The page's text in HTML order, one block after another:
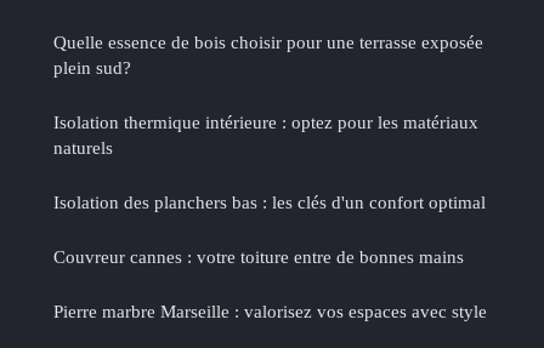
Quelle essence de bois choisir pour une terrasse exposée
plein sud?
Isolation thermique intérieure : optez pour les matériaux
naturels
Isolation des planchers bas : les clés d'un confort optimal
Couvreur cannes : votre toiture entre de bonnes mains
Pierre marbre Marseille : valorisez vos espaces avec style